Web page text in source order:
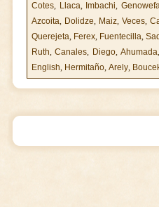
Cotes, Llaca, Imbachi,
Azcoita, Dolidze, Maiz,Veces,
Querejeta, Ferex, Fuentecilla,
Ruth,Canales, Diego,Ahumada,
English, Hermitaño, Arely,